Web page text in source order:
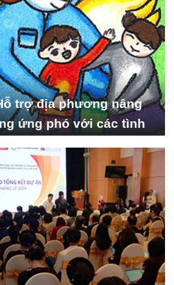
trợ địa phương nâng
ứng phó với các tình